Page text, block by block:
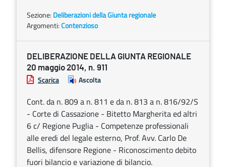
Sezione: Deliberazioni della Giunta regionale
Argomenti:Contenzioso
DELIBERAZIONE DELLA GIUNTA REGIONALE
20 maggio 2014, n. 911
Scarica Ascolta
Cont. da n. 809 a n. 811 e da n. 813 a n. 816/92/S
- Corte di Cassazione - Bitetto Margherita ed altri
6 c/ Regione Puglia - Competenze professionali
alle eredi del legale esterno, Prof. Avv. Carlo De
Bellis, difensore Regione - Riconoscimento debito
fuori bilancio e variazione di bilancio.